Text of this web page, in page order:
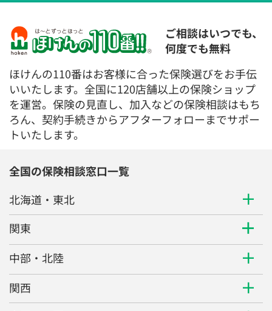
ご相談はいつでも、
何度でも無料
ほけんの110番はお客様に合った保険選びをお手伝
いいたします。全国に120店舗以上の保険ショップ
を運営。保険の見直し、加入などの保険相談はもち
ろん、契約手続きからアフターフォローまでサポー
トいたします。
全国の保険相談窓口一覧
北海道・東北
関東
中部・北陸
関西